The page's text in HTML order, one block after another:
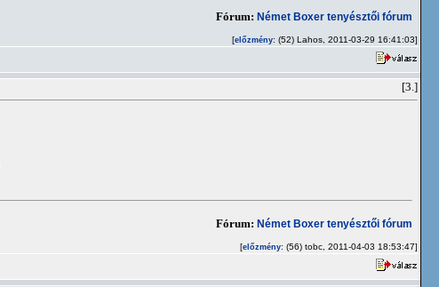
Fórum: Német Boxer tenyésztői fórum
[előzmény: (52) Lahos, 2011-03-29 16:41:03]
[3.]
Fórum: Német Boxer tenyésztői fórum
[előzmény: (56) tobc, 2011-04-03 18:53:47]